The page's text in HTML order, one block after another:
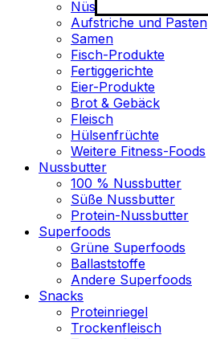
Nüsse
Aufstriche und Pasten
Samen
Fisch-Produkte
Fertiggerichte
Eier-Produkte
Brot & Gebäck
Fleisch
Hülsenfrüchte
Weitere Fitness-Foods
Nussbutter
100 % Nussbutter
Süße Nussbutter
Protein-Nussbutter
Superfoods
Grüne Superfoods
Ballaststoffe
Andere Superfoods
Snacks
Proteinriegel
Trockenfleisch